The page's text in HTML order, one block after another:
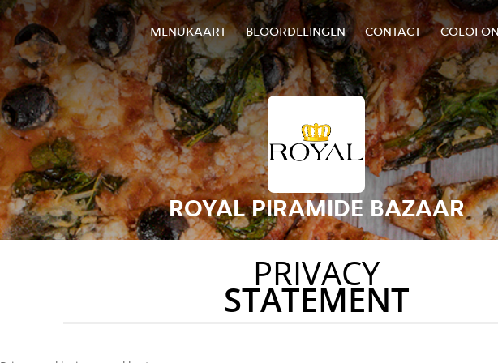
MENUKAART BEOORDELINGEN CONTACT
ROYAL PIRAMIDE BAZAAR
PRIVACY
STATEMENT